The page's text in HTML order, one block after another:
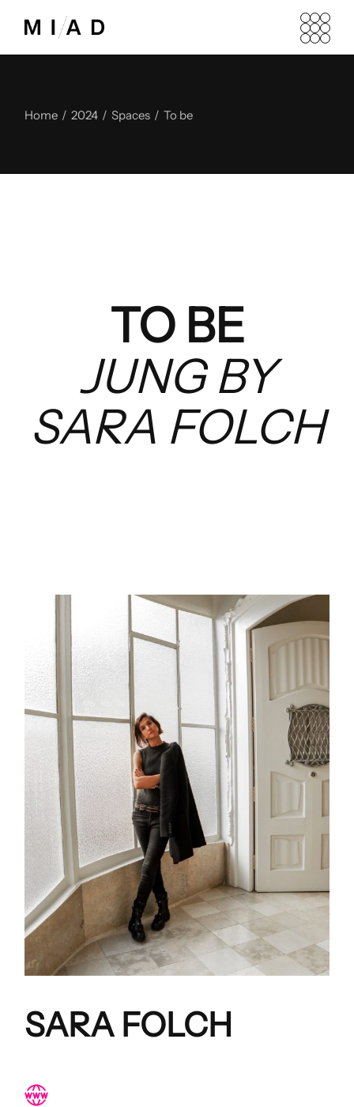
Home 2024 Spaces To be
TO BE
JUNG BY
SARA FOLCH
SARA FOLCH